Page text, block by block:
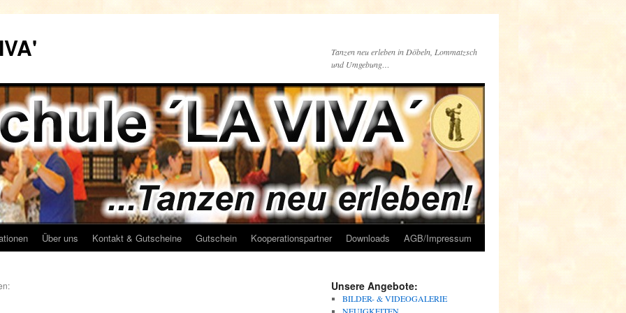
Tanzen neu erleben in Döbeln, Lommatzsch
und Umgebung…
Über uns Kontakt & Gutscheine Gutschein Kooperationspartner Downloads AGB/Impressum
Unsere Angebote:
BILDER- & VIDEOGALERIE